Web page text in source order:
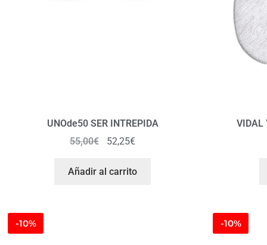
UNOde50 SER INTREPIDA
55,00€ 52,25€
Añadir al carrito
VIDAL
-10% -10%